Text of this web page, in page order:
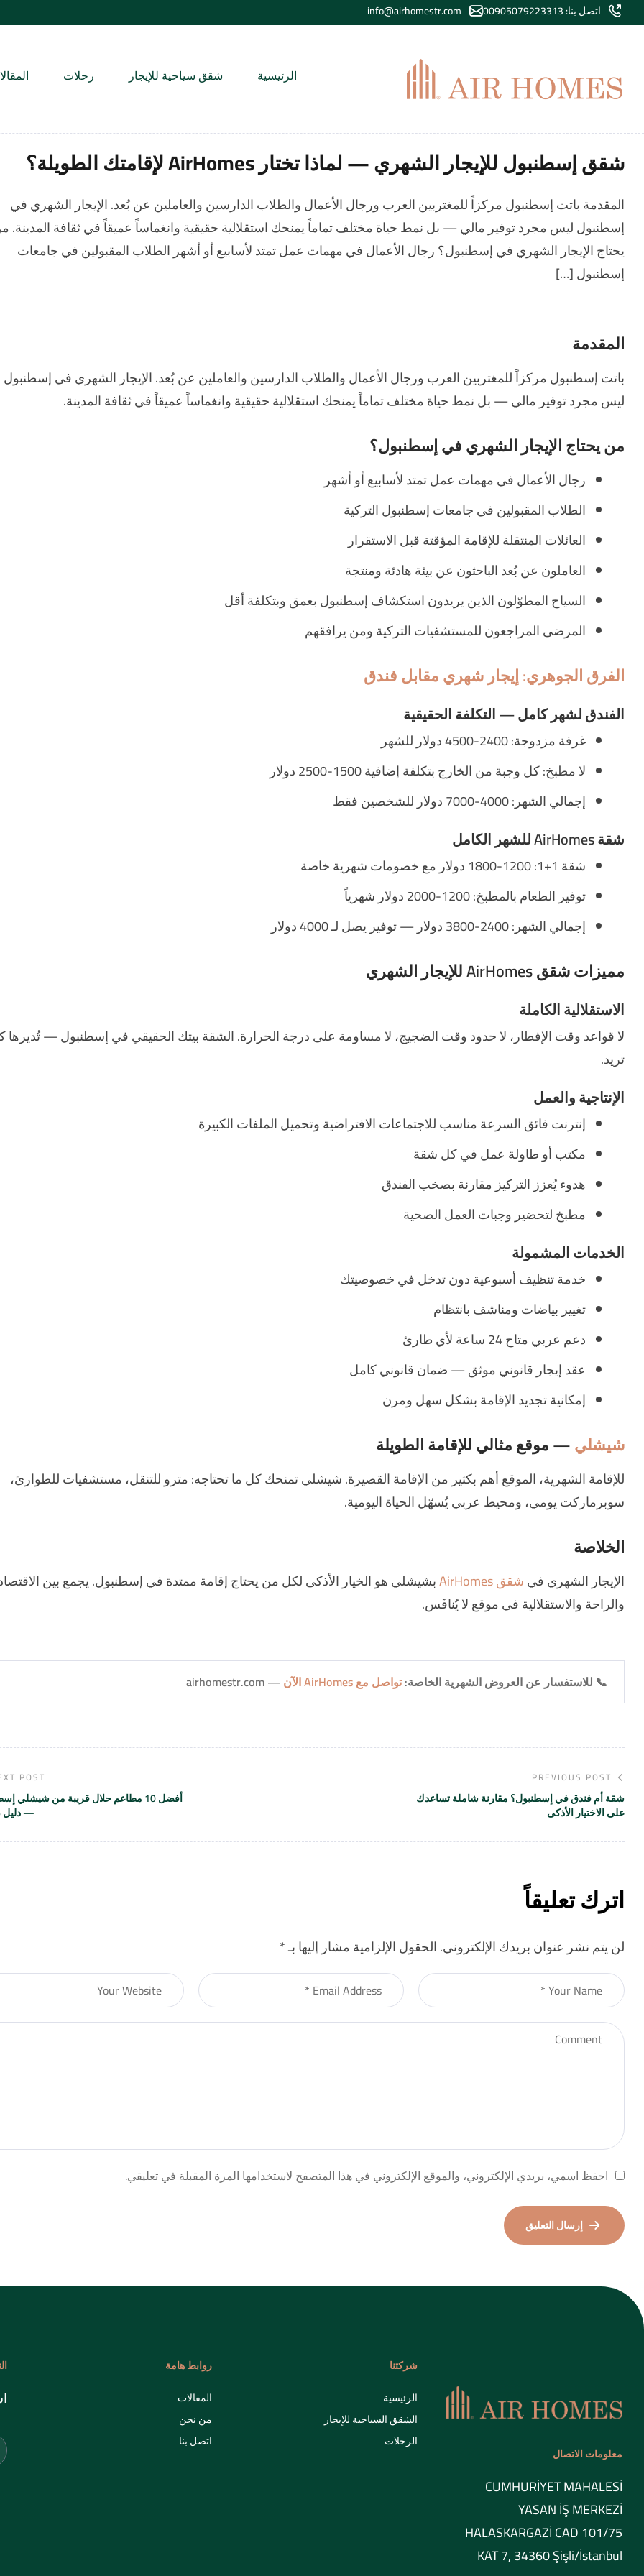
اتصل بنا: 00905079223313 info@airhomestr.com
الرئيسية شقق سياحية للإيجار رحلات
شقق إسطنبول للإيجار الشهري — لماذا تختار AirHomes لإقامتك الطويلة؟
المقدمة باتت إسطنبول مركزاً للمغتربين العرب ورجال الأعمال والطلاب الدارسين والعاملين عن بُعد. الإيجار الشهري في
إسطنبول ليس مجرد توفير مالي — بل نمط حياة مختلف تماماً يمنحك استقلالية حقيقية وانغماساً عميقاً في ثقافة المدينة.
يحتاج الإيجار الشهري في إسطنبول؟ رجال الأعمال في مهمات عمل تمتد لأسابيع أو أشهر الطلاب المقبولين في جامعات
إسطنبول […]
المقدمة
باتت إسطنبول مركزاً للمغتربين العرب ورجال الأعمال والطلاب الدارسين والعاملين عن بُعد. الإيجار الشهري في إسطنبول
ليس مجرد توفير مالي — بل نمط حياة مختلف تماماً يمنحك استقلالية حقيقية وانغماساً عميقاً في ثقافة المدينة.
من يحتاج الإيجار الشهري في إسطنبول؟
رجال الأعمال في مهمات عمل تمتد لأسابيع أو أشهر
الطلاب المقبولين في جامعات إسطنبول التركية
العائلات المنتقلة للإقامة المؤقتة قبل الاستقرار
العاملون عن بُعد الباحثون عن بيئة هادئة ومنتجة
السياح المطوّلون الذين يريدون استكشاف إسطنبول بعمق وبتكلفة أقل
المرضى المراجعون للمستشفيات التركية ومن يرافقهم
الفرق الجوهري: إيجار شهري مقابل فندق
الفندق لشهر كامل — التكلفة الحقيقية
غرفة مزدوجة: 2400-4500 دولار للشهر
لا مطبخ: كل وجبة من الخارج بتكلفة إضافية 1500-2500 دولار
إجمالي الشهر: 4000-7000 دولار للشخصين فقط
شقة AirHomes للشهر الكامل
شقة 1+1: 1200-1800 دولار مع خصومات شهرية خاصة
توفير الطعام بالمطبخ: 1200-2000 دولار شهرياً
إجمالي الشهر: 2400-3800 دولار — توفير يصل لـ 4000 دولار
مميزات شقق AirHomes للإيجار الشهري
الاستقلالية الكاملة
لا قواعد وقت الإفطار، لا حدود وقت الضجيج، لا مساومة على درجة الحرارة. الشقة بيتك الحقيقي في إسطنبول — تُديرها
تريد.
الإنتاجية والعمل
إنترنت فائق السرعة مناسب للاجتماعات الافتراضية وتحميل الملفات الكبيرة
مكتب أو طاولة عمل في كل شقة
هدوء يُعزز التركيز مقارنة بصخب الفندق
مطبخ لتحضير وجبات العمل الصحية
الخدمات المشمولة
خدمة تنظيف أسبوعية دون تدخل في خصوصيتك
تغيير بياضات ومناشف بانتظام
دعم عربي متاح 24 ساعة لأي طارئ
عقد إيجار قانوني موثق — ضمان قانوني كامل
إمكانية تجديد الإقامة بشكل سهل ومرن
شيشلي— موقع مثالي للإقامة الطويلة
للإقامة الشهرية، الموقع أهم بكثير من الإقامة القصيرة. شيشلي تمنحك كل ما تحتاجه: مترو للتنقل، مستشفيات للطوارئ،
سوبرماركت يومي، ومحيط عربي يُسهّل الحياة اليومية.
الخلاصة
الإيجار الشهري فيشقق AirHomes
بشيشلي هو الخيار الأذكى لكل من يحتاج إقامة ممتدة في إسطنبول. يجمع بين
والراحة والاستقلالية في موقع لا يُنافَس.
📞 للاستفسار عن العروض الشهرية الخاصة:تواصل مع AirHomes الآن — airhomestr.com
PREVIOUS POST
شقة أم فندق في إسطنبول؟ مقارنة شاملة تساعدك
على الاختيار الأذكى
POST
أفضل 10 مطاعم حلال قريبة من شيشلي
— دليل 2026
اترك تعليقاً
لن يتم نشر عنوان بريدك الإلكتروني.الحقول الإلزامية مشار إليها بـ*
احفظ اسمي، بريدي الإلكتروني، والموقع الإلكتروني في هذا المتصفح لاستخدامها المرة المقبلة في تعليقي.
إرسال التعليق
معلومات الاتصال
CUMHURİYET MAHALESİ
YASAN İŞ MERKEZİ
HALASKARGAZİ CAD 101/75
KAT 7, 34360 Şişli/İstanbul
شركتنا
الرئيسية
الشقق السياحية للإيجار
الرحلات
روابط هامة
المقالات
من نحن
اتصل بنا